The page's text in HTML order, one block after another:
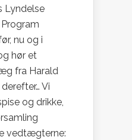
Lyndelse
nu og i
hør et
fra Harald
Vi
og drikke,
vedtægterne: